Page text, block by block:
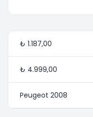
1.187,00 ₺
4.999,00 ₺
Peugeot 2008